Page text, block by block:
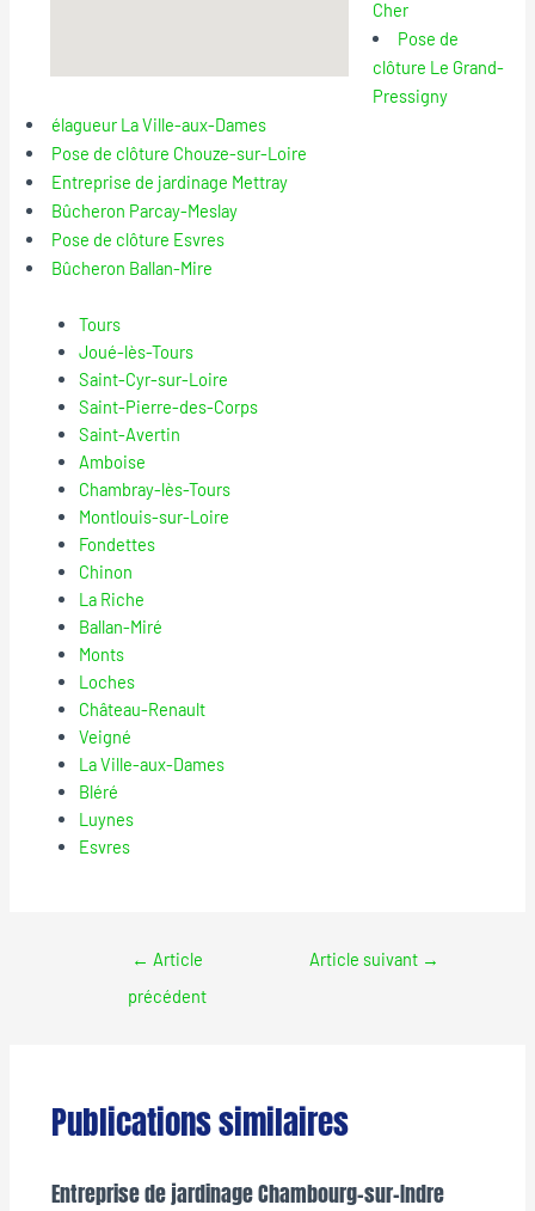
Cher
Pose de
clôture Le Grand-
Pressigny
élagueur La Ville-aux-Dames
Pose de clôture Chouze-sur-Loire
Entreprise de jardinage Mettray
Bûcheron Parcay-Meslay
Pose de clôture Esvres
Bûcheron Ballan-Mire
Tours
Joué-lès-Tours
Saint-Cyr-sur-Loire
Saint-Pierre-des-Corps
Saint-Avertin
Amboise
Chambray-lès-Tours
Montlouis-sur-Loire
Fondettes
Chinon
La Riche
Ballan-Miré
Monts
Loches
Château-Renault
Veigné
La Ville-aux-Dames
Bléré
Luynes
Esvres
← Article
précédent
Article suivant →
Publications similaires
Entreprise de jardinage Chambourg-sur-Indre